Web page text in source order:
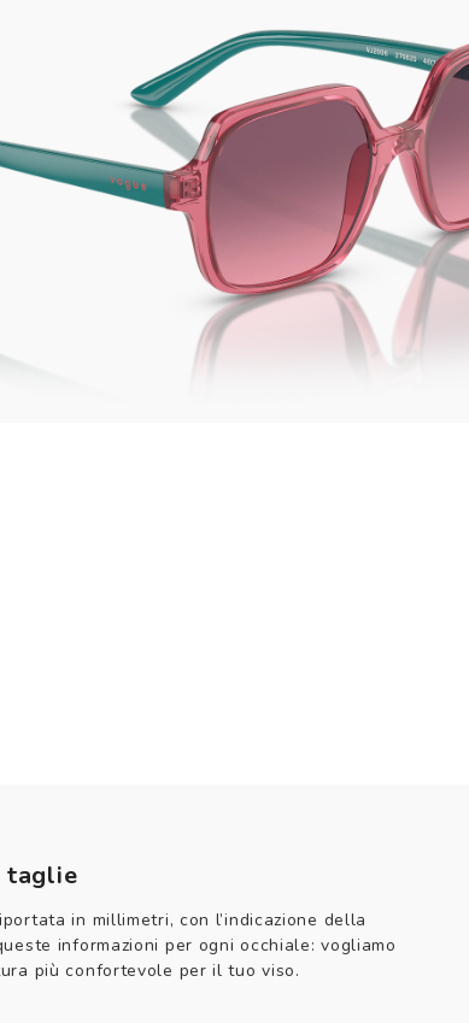
taglie
in millimetri, con l’indicazione della
informazioni per ogni occhiale: vogliamo
più confortevole per il tuo viso.